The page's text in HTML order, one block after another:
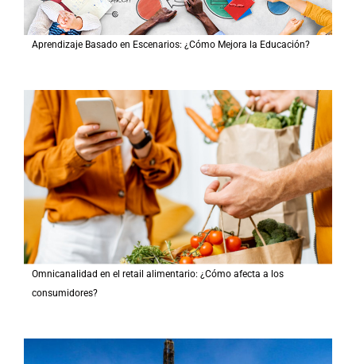
Aprendizaje Basado en Escenarios: ¿Cómo Mejora la Educación?
Omnicanalidad en el retail alimentario: ¿Cómo afecta a los
consumidores?